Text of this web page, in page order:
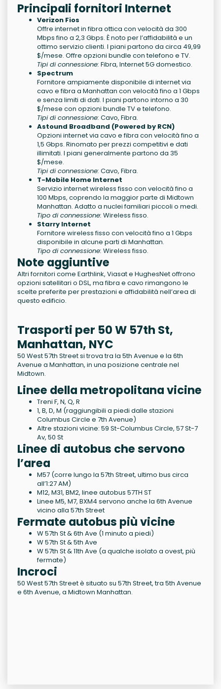
Principali fornitori Internet
Verizon Fios
Offre internet in fibra ottica con velocità da 300
Mbps fino a 2,3 Gbps. È noto per l’affidabilità e un
ottimo servizio clienti. I piani partono da circa 49,99
$/mese. Offre opzioni bundle con telefono e TV.
Tipi di connessione: Fibra, Internet 5G domestico.
Spectrum
Fornitore ampiamente disponibile di internet via
cavo e fibra a Manhattan con velocità fino a 1 Gbps
e senza limiti di dati. I piani partono intorno a 30
$/mese con opzioni bundle TV e telefono.
Tipi di connessione: Cavo, Fibra.
Astound Broadband (Powered by RCN)
Opzioni internet via cavo e fibra con velocità fino a
1,5 Gbps. Rinomato per prezzi competitivi e dati
illimitati. I piani generalmente partono da 35
$/mese.
Tipi di connessione: Cavo, Fibra.
T-Mobile Home Internet
Servizio internet wireless fisso con velocità fino a
100 Mbps, coprendo la maggior parte di Midtown
Manhattan. Adatto a nuclei familiari piccoli o medi.
Tipo di connessione: Wireless fisso.
Starry Internet
Fornitore wireless fisso con velocità fino a 1 Gbps
disponibile in alcune parti di Manhattan.
Tipo di connessione: Wireless fisso.
Note aggiuntive
Altri fornitori come Earthlink, Viasat e HughesNet offrono
opzioni satellitari o DSL, ma fibra e cavo rimangono le
scelte preferite per prestazioni e affidabilità nell’area di
questo edificio.
Trasporti per 50 W 57th St,
Manhattan, NYC
50 West 57th Street si trova tra la 5th Avenue e la 6th
Avenue a Manhattan, in una posizione centrale nel
Midtown.
Linee della metropolitana vicine
Treni F, N, Q, R
1, B, D, M (raggiungibili a piedi dalle stazioni
Columbus Circle e 7th Avenue)
Altre stazioni vicine: 59 St-Columbus Circle, 57 St-7
Av, 50 St
Linee di autobus che servono
l’area
M57 (corre lungo la 57th Street, ultimo bus circa
all’1:27 AM)
M12, M31, BM2, linee autobus 57TH ST
Linee M5, M7, BXM4 servono anche la 6th Avenue
vicino alla 57th Street
Fermate autobus più vicine
W 57th St & 6th Ave (1 minuto a piedi)
W 57th St & 5th Ave
W 57th St & 11th Ave (a qualche isolato a ovest, più
fermate)
Incroci
50 West 57th Street è situato su 57th Street, tra 5th Avenue
e 6th Avenue, a Midtown Manhattan.